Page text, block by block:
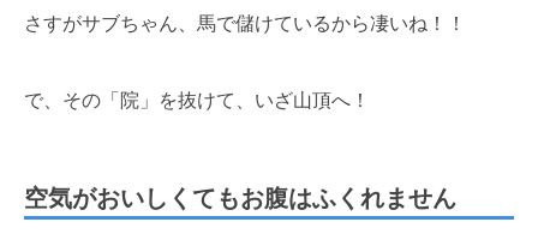
さすがサブちゃん、馬で儲けているから凄いね！！
で、その「院」を抜けて、いざ山頂へ！
空気がおいしくてもお腹はふくれません